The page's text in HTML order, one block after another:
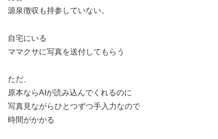
源泉徴収も持参していない。
自宅にいる
ママクサに写真を送付してもらう
ただ、
原本ならAIが読み込んでくれるのに
写真見ながらひとつずつ手入力なので
時間がかかる